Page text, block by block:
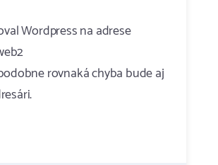
Wordpress na adrese
rovnaká chyba bude aj